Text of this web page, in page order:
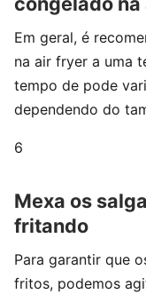
Em geral, é
na air fryer a uma
tempo de pode
dependendo do
6
Mexa os
fritando
Para garantir que
fritos, podemos